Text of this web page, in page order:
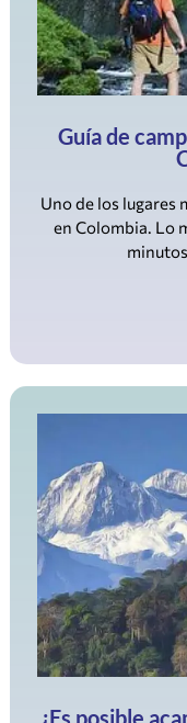
Guía de
Uno de los
en Colombia. Lo
¿Es posible
Adentrarse en la